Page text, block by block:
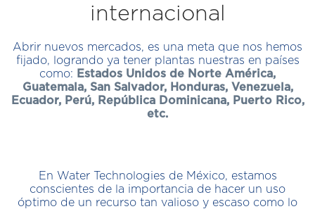
internacional
Abrir nuevos mercados, es una meta que nos hemos
fijado, logrando ya tener plantas nuestras en países
como:
Estados Unidos de Norte América,
Guatemala, San Salvador, Honduras, Venezuela,
Ecuador, Perú, República Dominicana, Puerto Rico,
etc.
En Water Technologies de México, estamos
conscientes de la importancia de hacer un uso
óptimo de un recurso tan valioso y escaso como lo